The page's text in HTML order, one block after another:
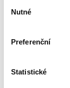
souhlasu
Nutné
Preferenční
Statistické